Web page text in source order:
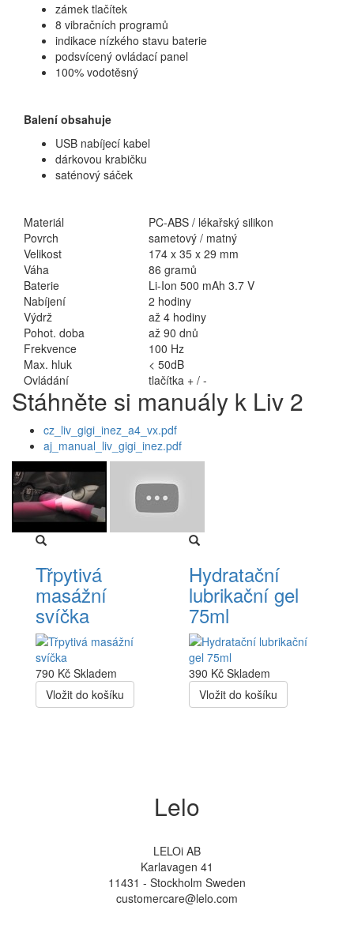
zámek tlačítek
8 vibračních programů
indikace nízkého stavu baterie
podsvícený ovládací panel
100% vodotěsný
Balení obsahuje
USB nabíjecí kabel
dárkovou krabičku
saténový sáček
Materiál
PC-ABS / lékařský silikon
Povrch
sametový / matný
Velikost
174 x 35 x 29 mm
Váha
86 gramů
Baterie
Li-Ion 500 mAh 3.7 V
Nabíjení
2 hodiny
Výdrž
až 4 hodiny
Pohot. doba
až 90 dnů
Frekvence
100 Hz
Max. hluk
< 50dB
Ovládání
tlačítka + / -
Stáhněte si manuály k Liv 2
cz_liv_gigi_inez_a4_vx.pdf
aj_manual_liv_gigi_inez.pdf
Třpytivá
masážní
svíčka
790 Kč Skladem
Vložit do košíku
Hydratační
lubrikační gel
75ml
390 Kč Skladem
Vložit do košíku
Lelo
LELOi AB
Karlavagen 41
11431 - Stockholm Sweden
customercare@lelo.com